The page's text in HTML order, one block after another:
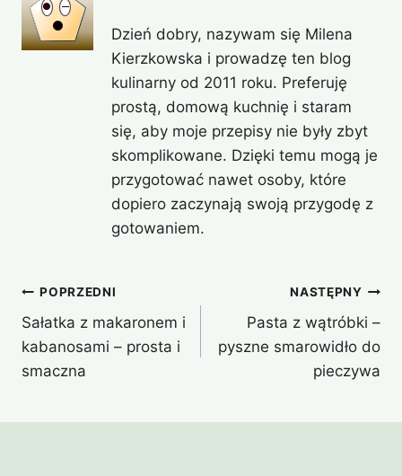
Dzień dobry, nazywam się Milena
Kierzkowska i prowadzę ten blog
kulinarny od 2011 roku. Preferuję
prostą, domową kuchnię i staram
się, aby moje przepisy nie były zbyt
skomplikowane. Dzięki temu mogą je
przygotować nawet osoby, które
dopiero zaczynają swoją przygodę z
gotowaniem.
Nawigacja
wpisu
POPRZEDNI
Sałatka z makaronem i
kabanosami – prosta i
smaczna
NASTĘPNY
Pasta z wątróbki –
pyszne smarowidło do
pieczywa